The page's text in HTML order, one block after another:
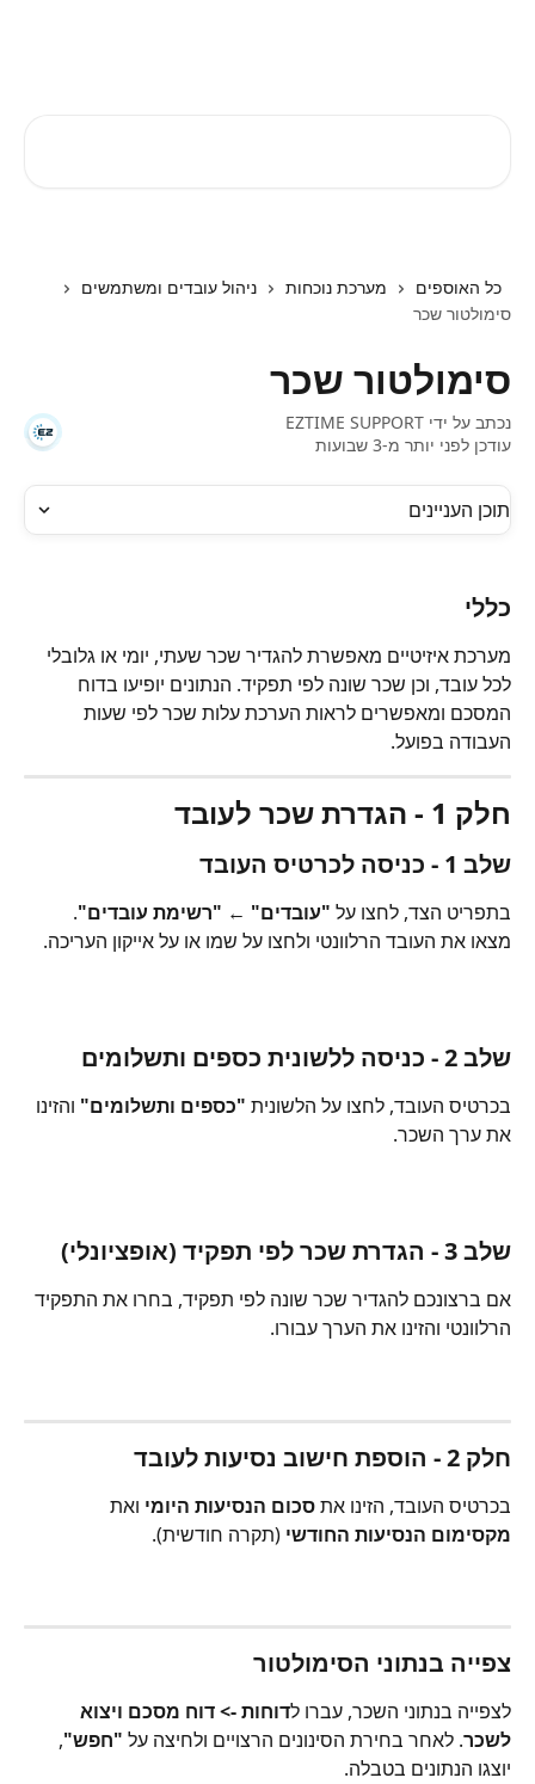
כל האוספים מערכת נוכחות
ניהול עובדים ומשתמשים
סימולטור שכר
סימולטור שכר
נכתב על ידי EZTIME SUPPORT
עודכן לפני יותר מ-3 שבועות
תוכן העניינים
כללי
מערכת איזיטיים מאפשרת להגדיר שכר שעתי, יומי או גלובלי
לכל עובד, וכן שכר שונה לפי תפקיד. הנתונים יופיעו בדוח
המסכם ומאפשרים לראות הערכת עלות שכר לפי שעות
העבודה בפועל.
חלק 1 - הגדרת שכר לעובד
שלב 1 - כניסה לכרטיס העובד
בתפריט הצד, לחצו על "עובדים" ← "רשימת עובדים".
מצאו את העובד הרלוונטי ולחצו על שמו או על אייקון העריכה.
שלב 2 - כניסה ללשונית כספים ותשלומים
בכרטיס העובד, לחצו על הלשונית "כספים ותשלומים" והזינו
את ערך השכר.
שלב 3 - הגדרת שכר לפי תפקיד (אופציונלי)
אם ברצונכם להגדיר שכר שונה לפי תפקיד, בחרו את התפקיד
הרלוונטי והזינו את הערך עבורו.
חלק 2 - הוספת חישוב נסיעות לעובד
בכרטיס העובד, הזינו את סכום הנסיעות היומי ואת
מקסימום הנסיעות החודשי (תקרה חודשית).
צפייה בנתוני הסימולטור
לצפייה בנתוני השכר, עברו לדוחות -> דוח מסכם ויצוא
לשכר. לאחר בחירת הסינונים הרצויים ולחיצה על "חפש",
יוצגו הנתונים בטבלה.